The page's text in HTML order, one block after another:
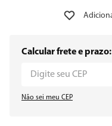
Calcular frete e prazo:
Não sei meu CEP